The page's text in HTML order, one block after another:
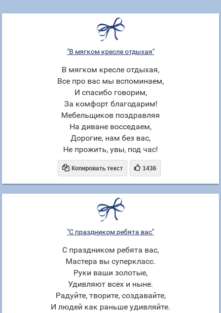
"В мягком кресле отдыхая"
В мягком кресле отдыхая,
Все про вас мы вспоминаем,
И спасибо говорим,
За комфорт благодарим!
Мебельщиков поздравляя
На диване восседаем,
Дорогие, нам без вас,
Не прожить, увы, под час!
 Копировать текст  1436
"С праздником ребята вас"
С праздником ребята вас,
Мастера вы суперкласс.
Руки ваши золотые,
Удивляют всех и ныне.
Радуйте, творите, создавайте,
И людей как раньше удивляйте.